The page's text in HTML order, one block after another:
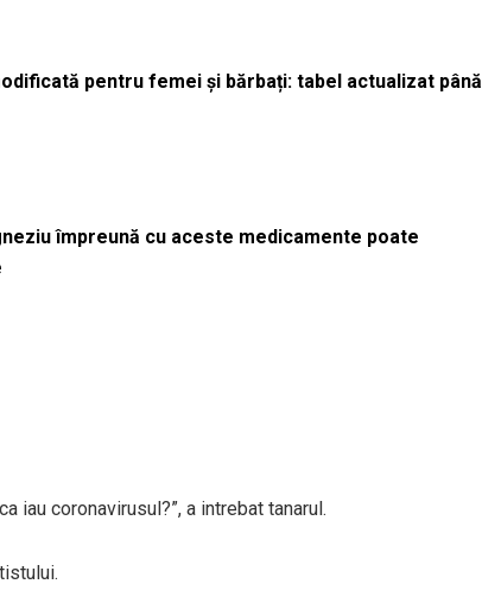
pentru femei și bărbați: tabel actualizat până
împreună cu aceste medicamente poate
iau coronavirusul?”, a intrebat tanarul.